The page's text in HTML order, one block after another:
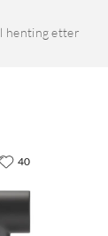
henting etter
40